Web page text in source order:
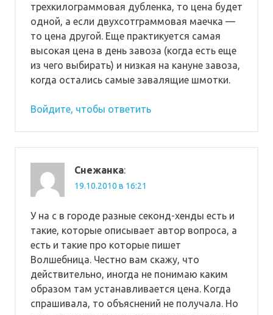
трехкилограммовая дубленка, то цена будет
одной, а если двухсотграммовая маечка —
то цена другой. Еще практикуется самая
высокая цена в день завоза (когда есть еще
из чего выбирать) и низкая на кануне завоза,
когда остались самые завалящие шмотки.
Войдите, чтобы ответить
Снежанка:
19.10.2010 в 16:21
У на с в городе разные секонд-хенды есть и
такие, которые описывает автор вопроса, а
есть и такие про которые пишет
Волшебница. Честно вам скажу, что
действительно, иногда не понимаю каким
образом там устанавливается цена. Когда
спрашивала, то объяснений не получала. Но